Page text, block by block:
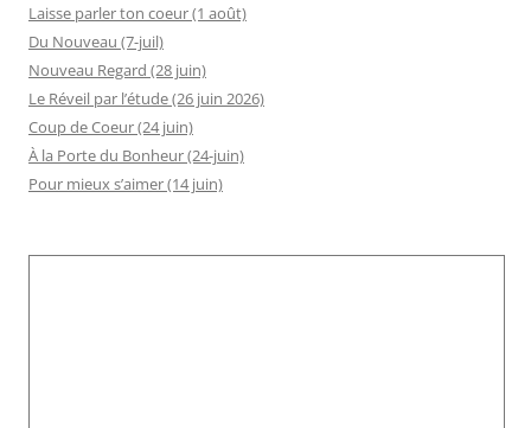
Laisse parler ton coeur (1 août)
Du Nouveau (7-juil)
Nouveau Regard (28 juin)
Le Réveil par l’étude (26 juin 2026)
Coup de Coeur (24 juin)
À la Porte du Bonheur (24-juin)
Pour mieux s’aimer (14 juin)